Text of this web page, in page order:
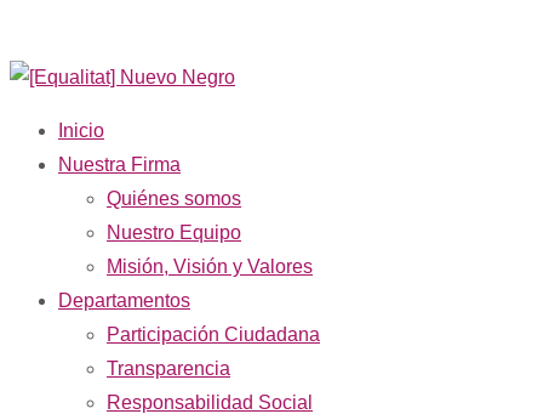
Inicio
Nuestra Firma
Quiénes somos
Nuestro Equipo
Misión, Visión y Valores
Departamentos
Participación Ciudadana
Transparencia
Responsabilidad Social